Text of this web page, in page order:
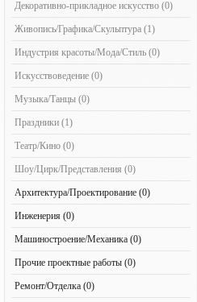
Декоративно-прикладное искусство (0)
Живопись/Графика/Скульптура (1)
Индустрия красоты/Мода/Стиль (0)
Искусствоведение (0)
Музыка/Танцы (0)
Праздники (1)
Театр/Кино (0)
Шоу/Цирк/Представления (0)
Архитектура/Проектирование (0)
Инженерия (0)
Машиностроение/Механика (0)
Прочие проектные работы (0)
Ремонт/Отделка (0)